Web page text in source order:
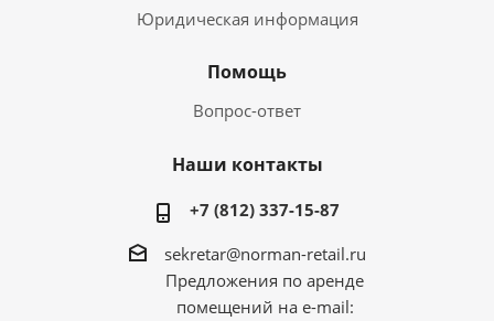
Юридическая информация
Помощь
Вопрос-ответ
Наши контакты
+7 (812) 337-15-87
sekretar@norman-retail.ru
Предложения по аренде
помещений на e-mail: